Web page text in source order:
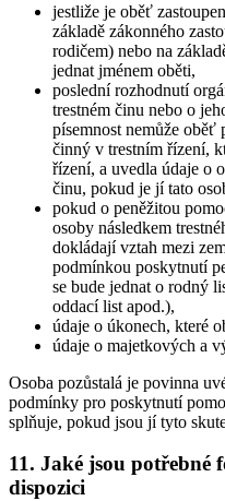
jestliže je oběť
základě zákonného
rodičem) nebo na
jednat jménem oběti,
poslední rozhodnutí
trestném činu nebo o
písemnost nemůže oběť
činný v trestním řízení,
řízení, a uvedla údaje o
činu, pokud je jí tato
pokud o peněžitou
osoby následkem
dokládají vztah mezi
podmínkou poskytnutí
se bude jednat o rodný
oddací list apod.),
údaje o úkonech, které
údaje o majetkových a
Osoba pozůstalá je povinna
podmínky pro poskytnutí
splňuje, pokud jsou jí tyto
11. Jaké jsou potřebné
dispozici